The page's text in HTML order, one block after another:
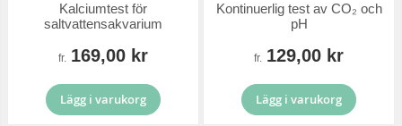
Kalciumtest för
saltvattensakvarium
fr. 169,00 kr
Lägg i varukorg
Kontinuerlig test av CO₂ och
pH
fr. 129,00 kr
Lägg i varukorg